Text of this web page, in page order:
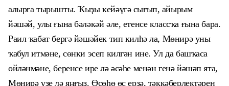
алырға тырышты. Ҡыҙы кейәүгә сығып, айырым
йәшәй, улы ғына бәләкәй әле, етенсе классҡа ғына бара.
Раил ҡабат бергә йәшәйек тип килһә ла, Мөнирә уны
ҡабул итмәне, сөнки эсеп килгән ине. Ул да башҡаса
өйләнмәне, беренсе ире лә әсәһе менән генә йәшәп ята,
Мөнирә үҙе лә яңғыҙ. Өсөһө өс ерҙә, тәккәберлектәрен